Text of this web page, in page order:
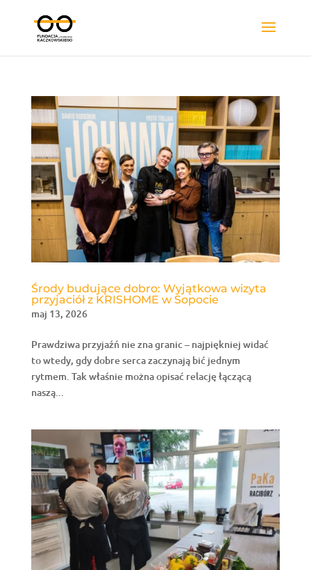
Środy budujące dobro: Wyjątkowa wizyta
przyjaciół z KRISHOME w Sopocie
maj 13, 2026
Prawdziwa przyjaźń nie zna granic – najpiękniej widać
to wtedy, gdy dobre serca zaczynają bić jednym
rytmem. Tak właśnie można opisać relację łączącą
naszą...